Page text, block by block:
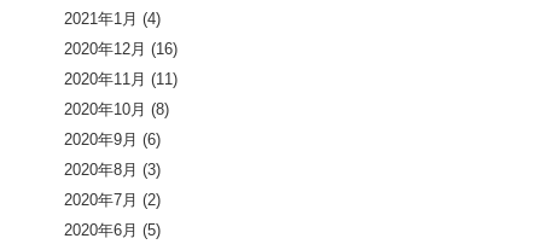
2021年1月 (4)
2020年12月 (16)
2020年11月 (11)
2020年10月 (8)
2020年9月 (6)
2020年8月 (3)
2020年7月 (2)
2020年6月 (5)